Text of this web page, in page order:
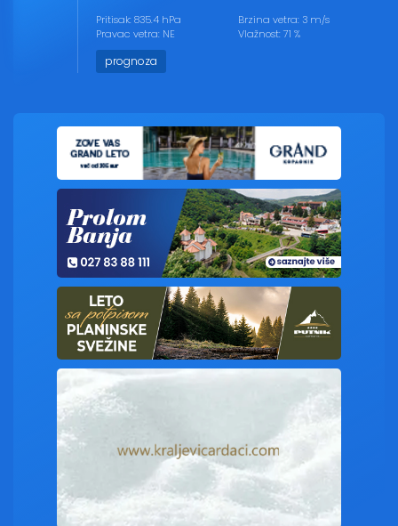
Pritisak: 835.4 hPa
Pravac vetra: NE
Brzina vetra: 3 m/s
Vlažnost: 71 %
prognoza